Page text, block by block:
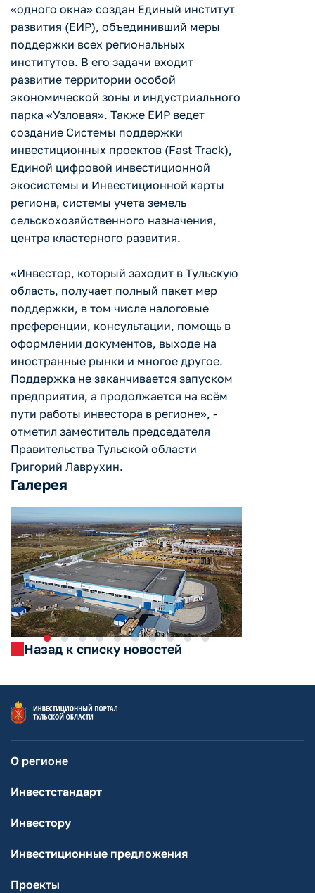
«одного окна» создан Единый институт
развития (ЕИР), объединивший меры
поддержки всех региональных
институтов. В его задачи входит
развитие территории особой
экономической зоны и индустриального
парка «Узловая». Также ЕИР ведет
создание Системы поддержки
инвестиционных проектов (Fast Track),
Единой цифровой инвестиционной
экосистемы и Инвестиционной карты
региона, системы учета земель
сельскохозяйственного назначения,
центра кластерного развития.
«Инвестор, который заходит в Тульскую
область, получает полный пакет мер
поддержки, в том числе налоговые
преференции, консультации, помощь в
оформлении документов, выходе на
иностранные рынки и многое другое.
Поддержка не заканчивается запуском
предприятия, а продолжается на всём
пути работы инвестора в регионе», -
отметил заместитель председателя
Правительства Тульской области
Григорий Лаврухин.
Галерея
Назад к списку новостей
О регионе
Инвестстандарт
Инвестору
Инвестиционные предложения
Проекты